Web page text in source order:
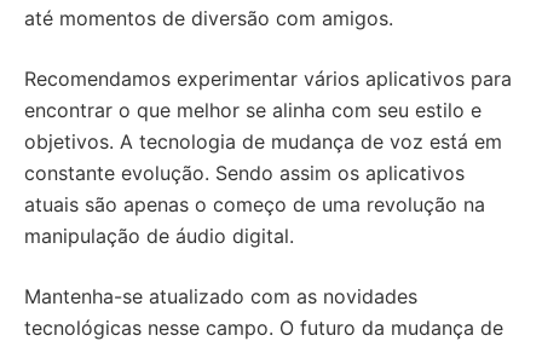
até momentos de diversão com amigos.
Recomendamos experimentar vários aplicativos para
encontrar o que melhor se alinha com seu estilo e
objetivos. A tecnologia de mudança de voz está em
constante evolução. Sendo assim os aplicativos
atuais são apenas o começo de uma revolução na
manipulação de áudio digital.
Mantenha-se atualizado com as novidades
tecnológicas nesse campo. O futuro da mudança de